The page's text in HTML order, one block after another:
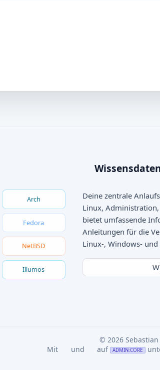
Arch
Fedora
NetBSD
Illumos
Deine zentrale
Linux,
bietet umfassende
Anleitungen für die
Linux-, Windows- und
© 2026
Mit
und auf ADMIN:CORE